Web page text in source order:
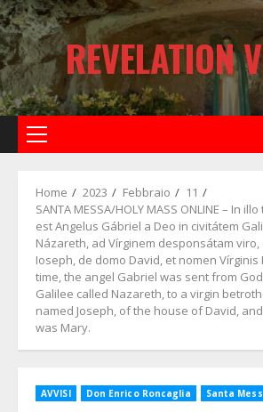
Skip
to
content
REVELATION
Primary
Home 2023 Febbraio
11
SANTA MESSA/HOLY MASS ONLINE – In
est Angelus Gábriel a Deo in civitátem
Názareth, ad Vírginem desponsátam
Ioseph, de domo David, et nomen Vírginis
time, the angel Gabriel was sent from
Galilee called Nazareth, to a virgin
named Joseph, of the house of David,
was Mary.
AVVISI Don Enrico Roncaglia Santa